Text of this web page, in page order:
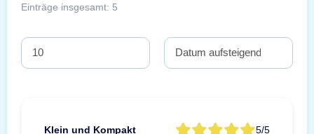
Einträge insgesamt: 5
Klein und Kompakt 5/5